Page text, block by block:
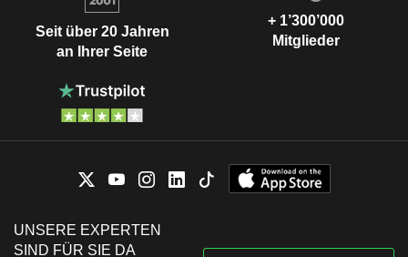
Seit über 20 Jahren
an Ihrer Seite
+ 1’300’000
Mitglieder
UNSERE EXPERTEN
SIND FÜR SIE DA